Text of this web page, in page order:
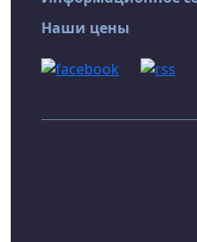
Наши цены